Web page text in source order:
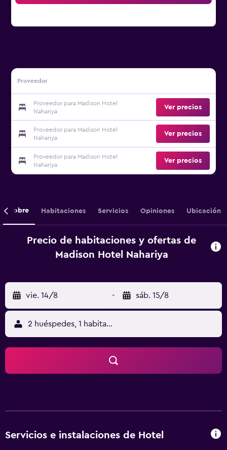
Proveedor
Proveedor para Madison Hotel
Nahariya
Ver precios
Proveedor para Madison Hotel
Nahariya
Ver precios
Proveedor para Madison Hotel
Nahariya
Ver precios
Sobre Habitaciones Servicios Opiniones Ubicación
Precio de habitaciones y ofertas de
Madison Hotel Nahariya
vie. 14/8 - sáb. 15/8
2 huéspedes, 1 habitación
Servicios e instalaciones de Hotel